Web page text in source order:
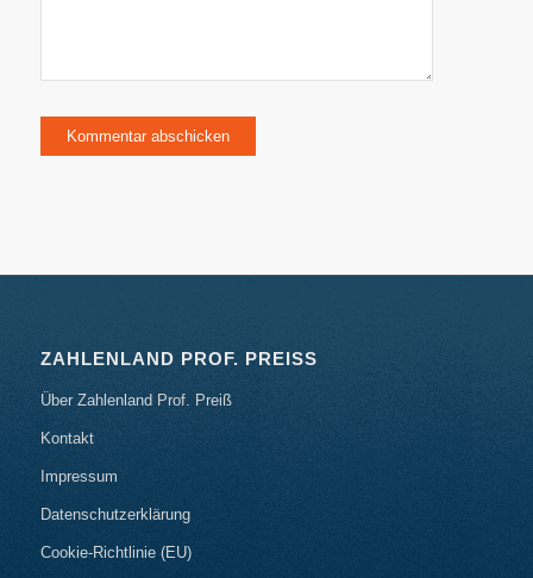
ZAHLENLAND PROF. PREISS
Über Zahlenland Prof. Preiß
Kontakt
Impressum
Datenschutzerklärung
Cookie-Richtlinie (EU)